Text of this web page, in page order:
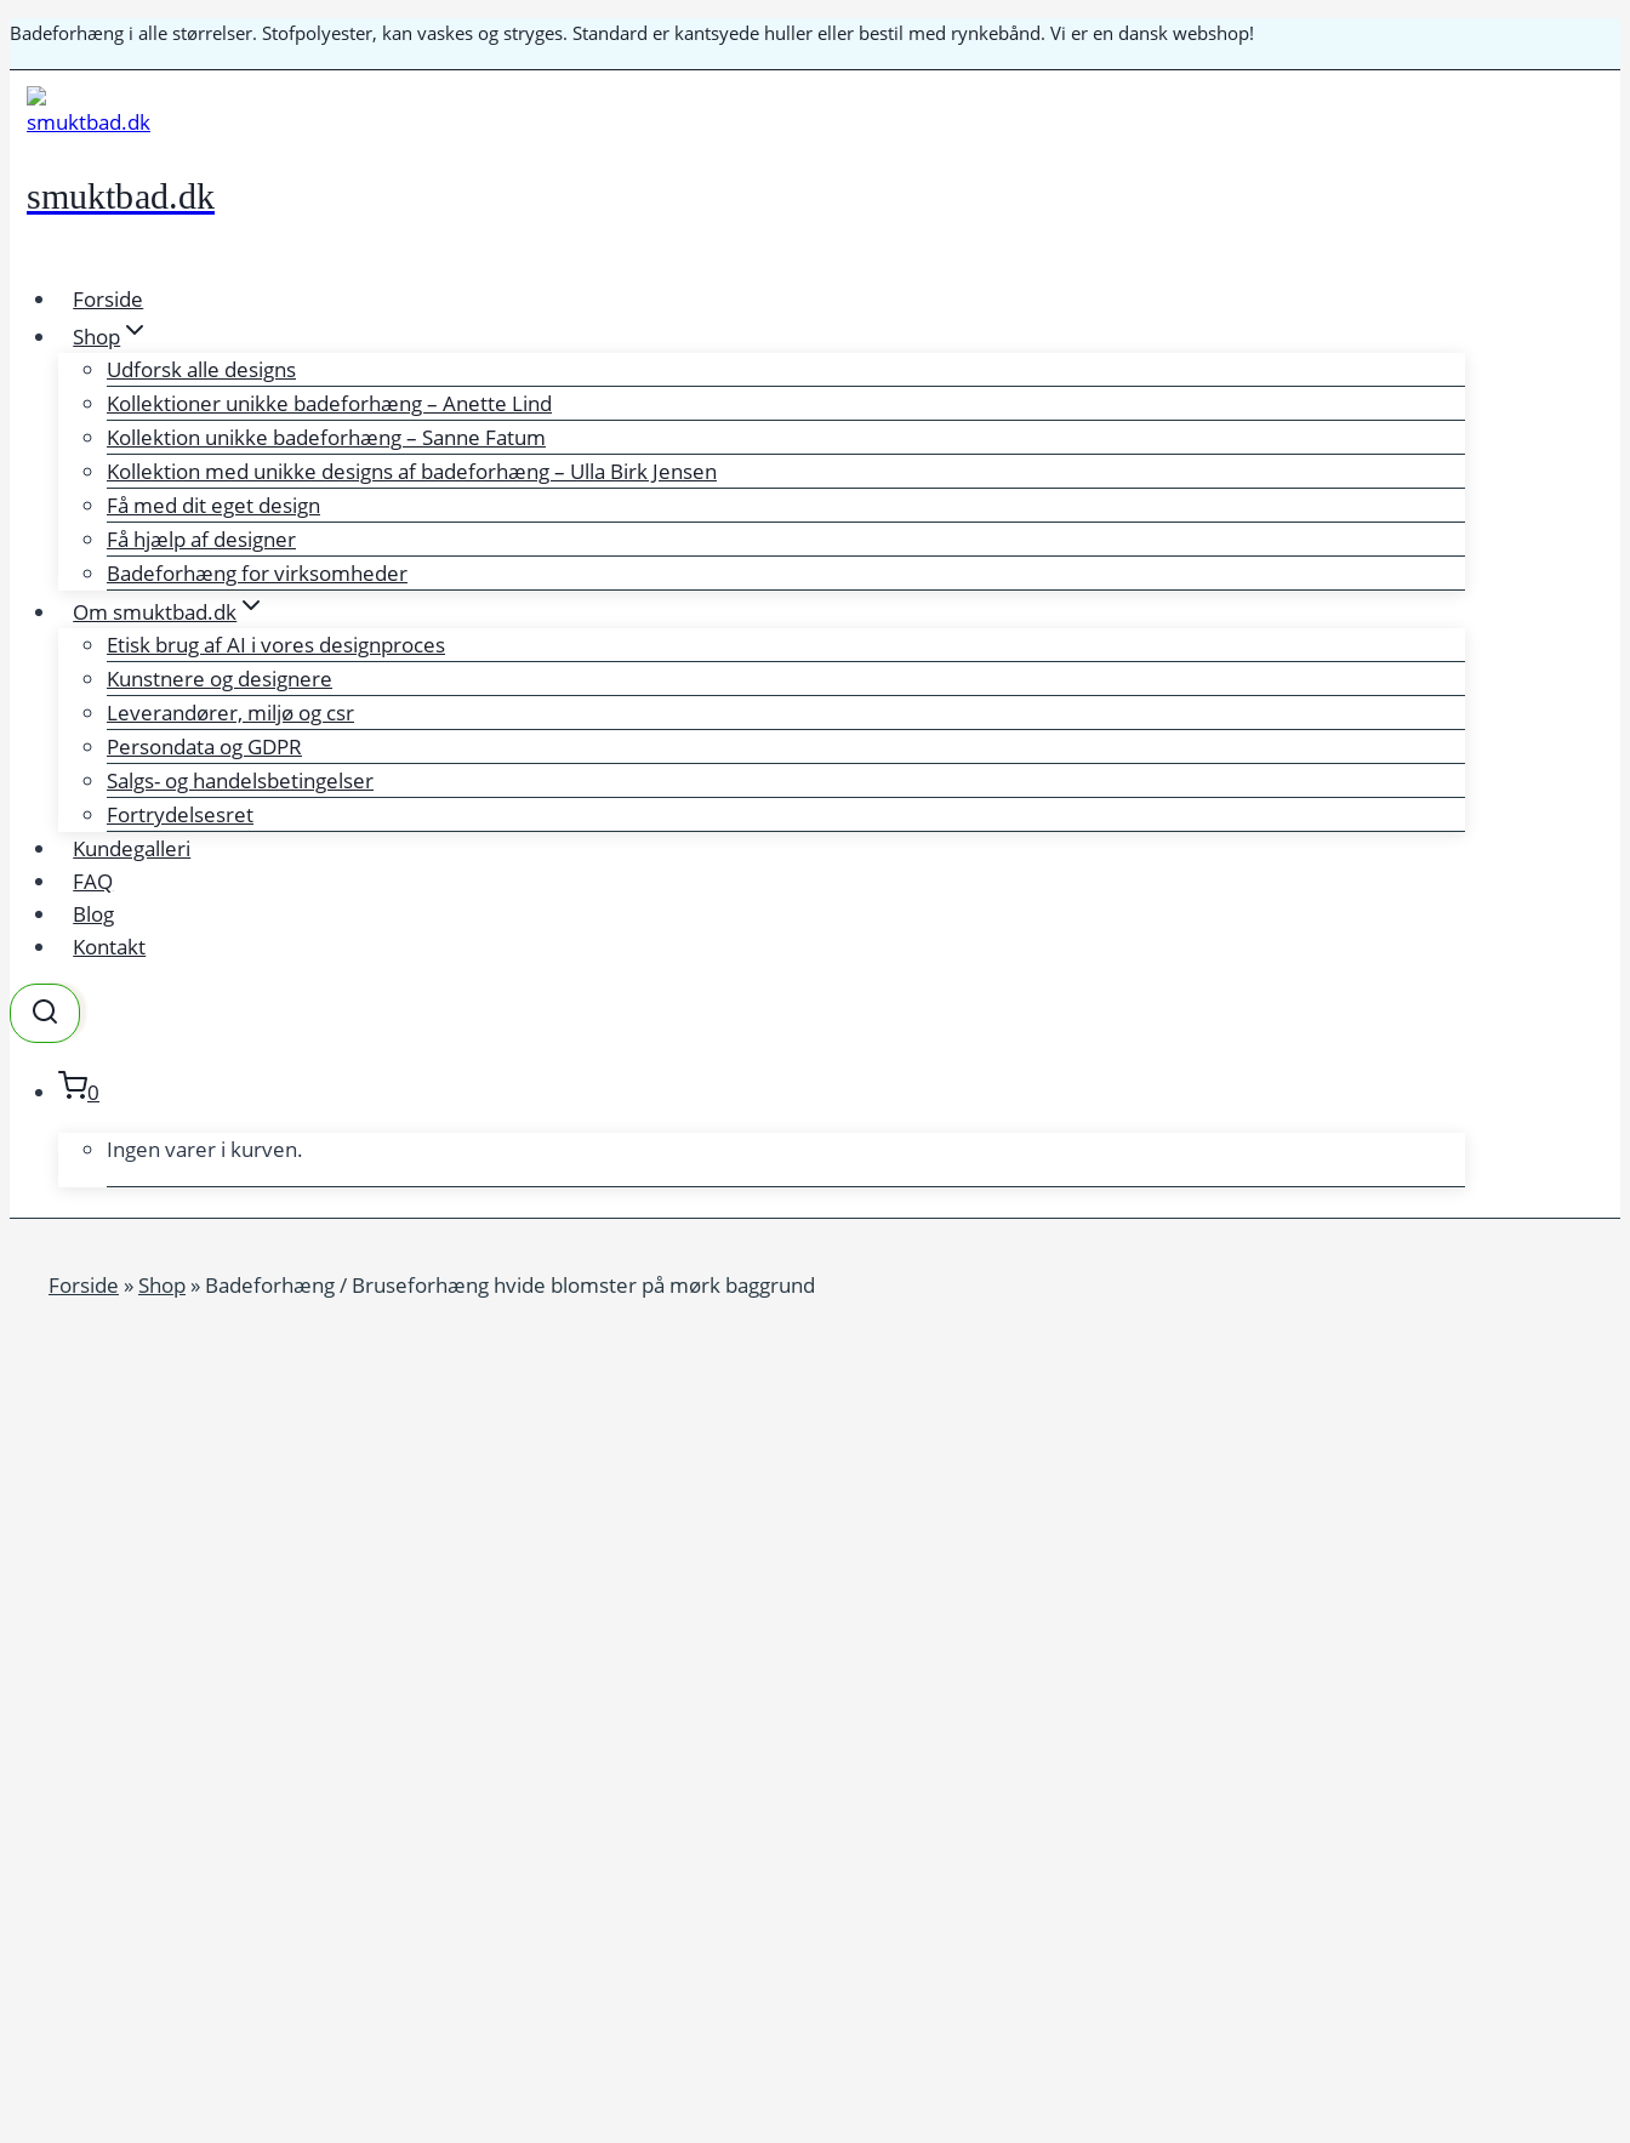
Fortsæt
til
indhold
Badeforhæng i alle størrelser. Stofpolyester, kan vaskes og stryges. Standard er kantsyede huller eller bestil med rynkebånd. Vi er en dansk webshop!
smuktbad.dk
Forside
Shop
Udforsk alle designs
Kollektioner unikke badeforhæng – Anette Lind
Kollektion unikke badeforhæng – Sanne Fatum
Kollektion med unikke designs af badeforhæng – Ulla Birk Jensen
Få med dit eget design
Få hjælp af designer
Badeforhæng for virksomheder
Om smuktbad.dk
Etisk brug af AI i vores designproces
Kunstnere og designere
Leverandører, miljø og csr
Persondata og GDPR
Salgs- og handelsbetingelser
Fortrydelsesret
Kundegalleri
FAQ
Blog
Kontakt
0
Ingen varer i kurven.
Forside »Shop » Badeforhæng / Bruseforhæng hvide blomster på mørk baggrund